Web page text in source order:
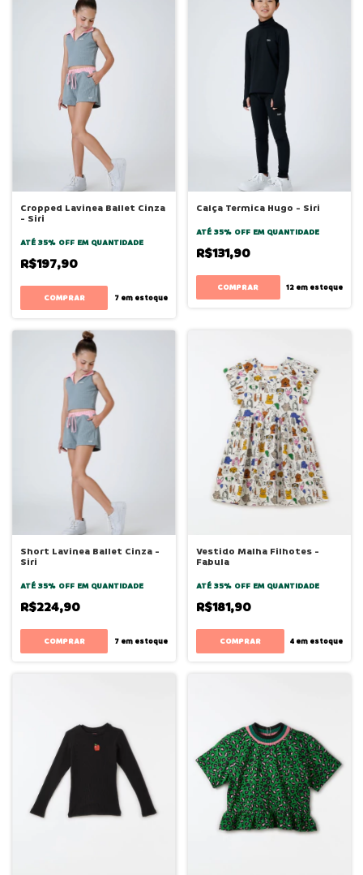
Cropped Lavinea Ballet Cinza
- Siri
ATÉ 35% OFF EM QUANTIDADE
R$197,90
COMPRAR 7em estoque
Calça Termica Hugo - Siri
ATÉ 35% OFF EM QUANTIDADE
R$131,90
COMPRAR 12 em estoque
Short Lavinea Ballet Cinza -
Siri
ATÉ 35% OFF EM QUANTIDADE
R$224,90
COMPRAR 7em estoque
Vestido Malha Filhotes -
Fabula
ATÉ 35% OFF EM QUANTIDADE
R$181,90
COMPRAR 4 em estoque